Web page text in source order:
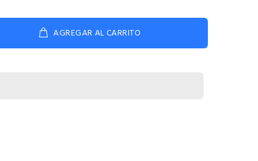
AGREGAR AL CARRITO